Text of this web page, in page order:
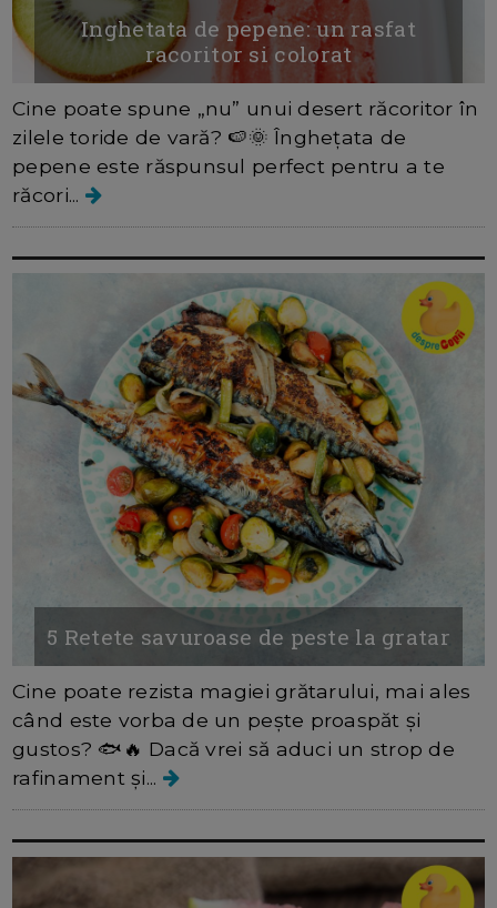
Inghetata de pepene: un rasfat
racoritor si colorat
Cine poate spune „nu” unui desert răcoritor în
zilele toride de vară? 🍉🌞 Înghețata de
pepene este răspunsul perfect pentru a te
răcori...
5 Retete savuroase de peste la gratar
Cine poate rezista magiei grătarului, mai ales
când este vorba de un pește proaspăt și
gustos? 🐟🔥 Dacă vrei să aduci un strop de
rafinament și...